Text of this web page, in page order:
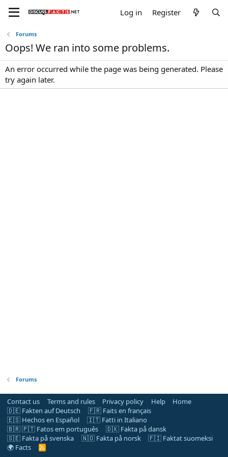
Log in Register
Forums
Oops! We ran into some problems.
An error occurred while the page was being generated. Please
try again later.
Forums
Contact us Terms and rules Privacy policy Help
Home
🇩🇪 Fakten auf Deutsch
🇫🇷 Faits en français
🇪🇸 Hechos en Español
🇮🇹 Fatti in Italiano
🇧🇷 🇵🇹 Fatos em português
🇩🇰 Fakta på dansk
🇸🇪 Fakta på svenska
🇳🇴 Fakta på norsk
🇫🇮 Faktat suomeksi
🌍 Facts
R